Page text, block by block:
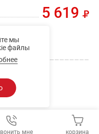
5 619
Купить
мы
файлы
мне корзина